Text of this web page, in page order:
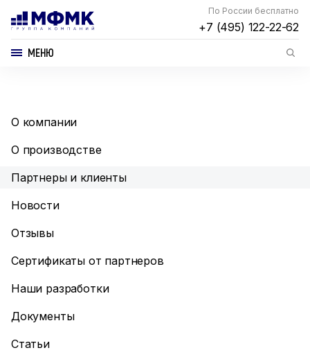
По России бесплатно
+7 (495) 122-22-62
МЕНЮ
О компании
О производстве
Партнеры и клиенты
Новости
Отзывы
Сертификаты от партнеров
Наши разработки
Документы
Статьи